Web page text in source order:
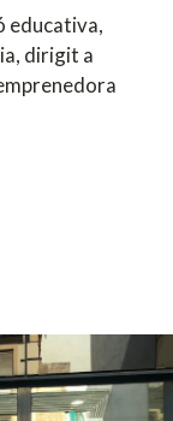
educativa,
dirigit a